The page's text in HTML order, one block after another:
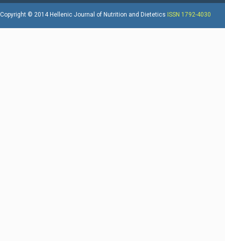
Copyright © 2014 Hellenic Journal of Nutrition and Dietetics ISSN 1792-4030